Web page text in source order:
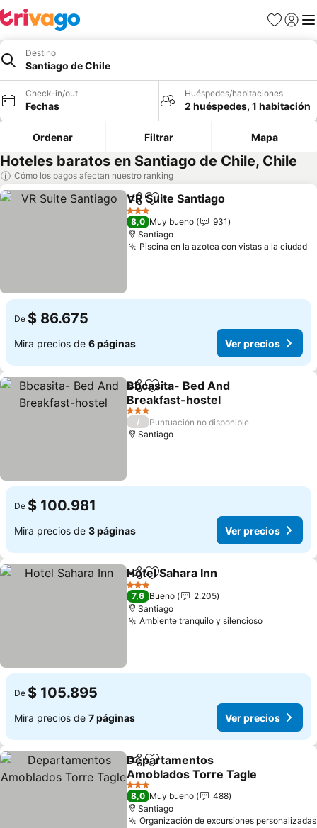
Favoritos
Iniciar
Destino
Santiago de Chile
Check-in/out
Fechas
Huéspedes/habitaciones
2 huéspedes, 1 habitación
Ordenar Filtrar Mapa
Hoteles baratos en Santiago de Chile, Chile
Cómo los pagos afectan nuestro ranking
CompartirAgregar a favoritos
VR Suite Santiago
3 Estrellas
8,0 Muy bueno
931
Santiago
Piscina en la azotea con vistas a la ciudad
De $ 86.675
Mira precios de 6 páginas Ver precios
CompartirAgregar a favoritos
Bbcasita- Bed And
Breakfast-hostel
3 Estrellas
/
Puntuación no disponible
Santiago
De $ 100.981
Mira precios de 3 páginas Ver precios
CompartirAgregar a favoritos
Hotel Sahara Inn
3 Estrellas
7,6 Bueno
2.205
Santiago
Ambiente tranquilo y silencioso
De $ 105.895
Mira precios de 7 páginas Ver precios
CompartirAgregar a favoritos
Departamentos
Amoblados Torre Tagle
3 Estrellas
8,0 Muy bueno
488
Santiago
Organización de excursiones personalizadas